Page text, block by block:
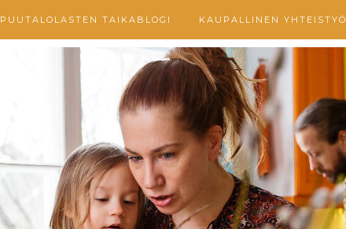
PUUTALOLASTEN TAIKABLOGI KAUPALLINEN YHTEISTYÖ